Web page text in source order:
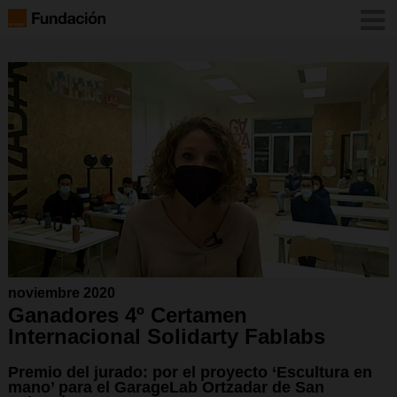
noviembre 2020
Ganadores 4º Certamen
Internacional Solidarty Fablabs
Premio del jurado: por el proyecto ‘Escultura en
mano’ para el GarageLab Ortzadar de San